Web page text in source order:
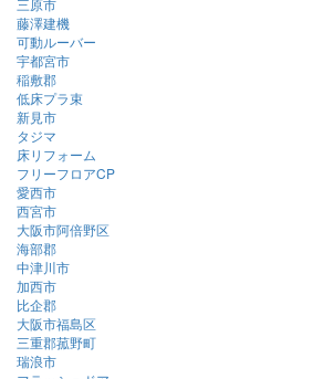
三原市
藤澤建機
可動ルーバー
宇都宮市
稲敷郡
低床プラ束
新見市
タジマ
床リフォーム
フリーフロアCP
愛西市
西宮市
大阪市阿倍野区
海部郡
中津川市
加西市
比企郡
大阪市福島区
三重郡菰野町
瑞浪市